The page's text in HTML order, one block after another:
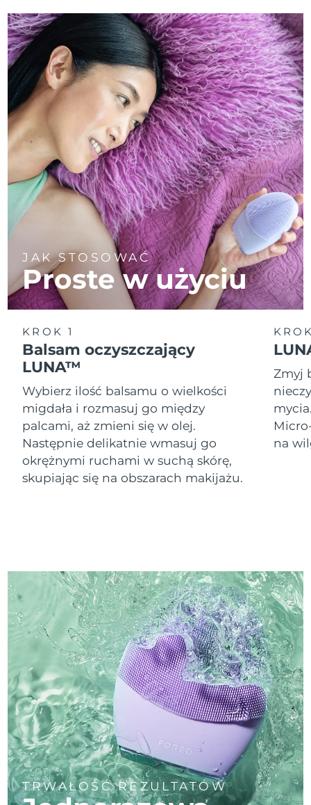
JAK STOSOWAĆ
Proste w użyciu
KROK 1
Balsam oczyszczający
LUNA™
Wybierz ilość balsamu o wielkości
migdała i rozmasuj go między
palcami, aż zmieni się w olej.
Następnie delikatnie wmasuj go
okrężnymi ruchami w suchą skórę,
skupiając się na obszarach makijażu.
Zmyj
na
TRWAŁOŚĆ REZULTATÓW